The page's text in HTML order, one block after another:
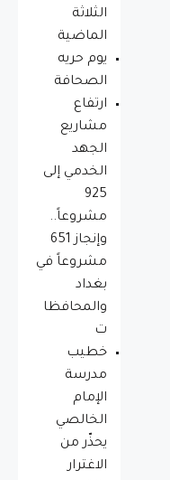
الثلاثة
الماضية
يوم حريه
الصحافة
ارتفاع
مشاريع
الجهد
الخدمي إلى
925
مشروعاً..
وإنجاز 651
مشروعاً في
بغداد
والمحافظا
ت
خطيب
مدرسة
الإمام
الخالصي
يحذّر من
الاغترار